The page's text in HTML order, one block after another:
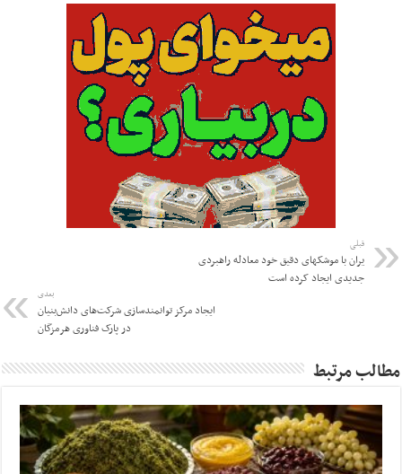
قبلی
یران با موشکهای دقیق خود معادله راهبردی
جدیدی ایجاد کرده است
بعدی
ایجاد مرکز توانمندسازی شرکت‌های دانش‌بنیان
در پارک فناوری هرمزگان
مطالب مرتبط